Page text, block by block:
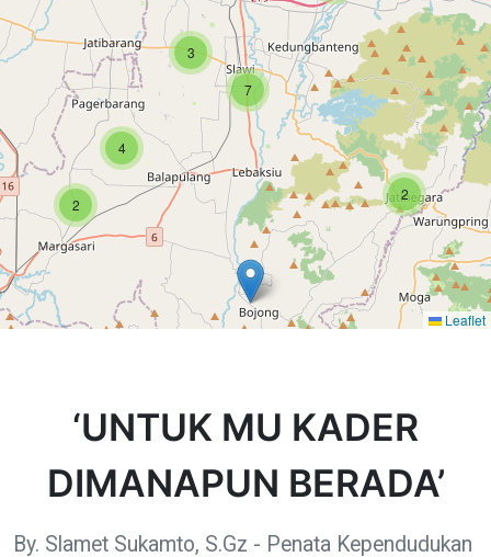
2
2
3
4
7
Leaflet
‘UNTUK MU KADER
DIMANAPUN BERADA’
By. Slamet Sukamto, S.Gz - Penata Kependudukan